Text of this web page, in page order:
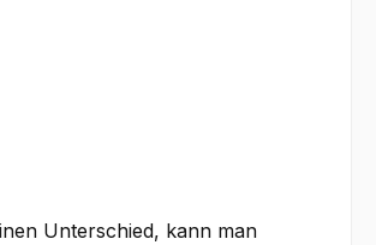
Unterschied, kann man